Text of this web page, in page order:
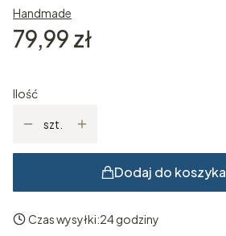
Handmade
Cena
79,99 zł
Ilość
szt.
Dodaj do koszyka
Czas wysyłki:24 godziny